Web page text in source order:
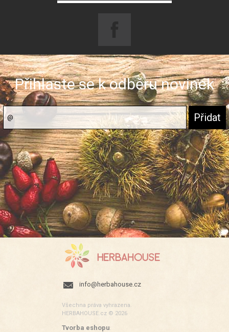
Přihlaste se k odběru novinek
info@herbahouse.cz
Všechna práva vyhrazena.
HERBAHOUSE.cz © 2026
Tvorba eshopu: